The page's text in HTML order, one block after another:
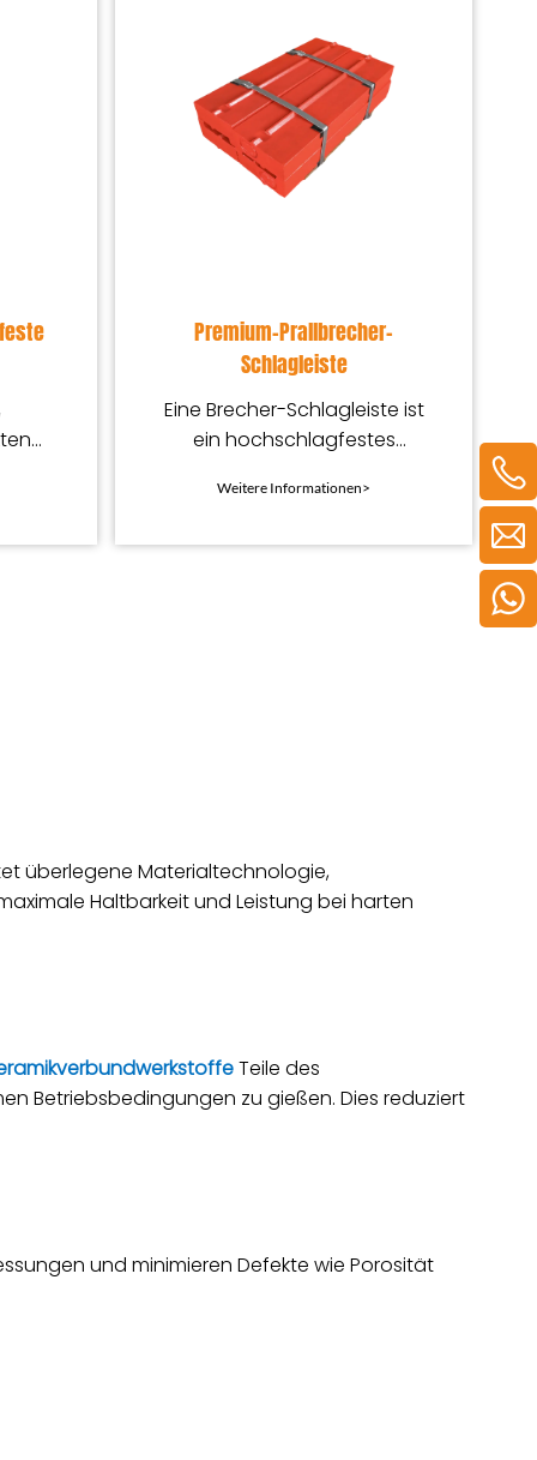
Premium-Prallbrecher-
Schlagleiste
Eine Brecher-Schlagleiste ist
ein hochschlagfestes
Zerkleinern von Materialien
Weitere Informationen>
überlegene Materialtechnologie,
Haltbarkeit und Leistung bei harten
Teile des
Betriebsbedingungen zu gießen. Dies reduziert
und minimieren Defekte wie Porosität